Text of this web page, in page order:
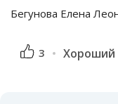
Бегунова Елена
3 Хороший